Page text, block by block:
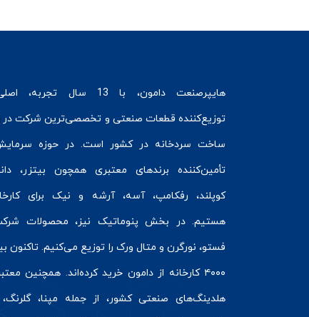
هایپرصنعت
دامون، با 13 سال تجربه،
توزیع‌کننده قطعات صنعتی و تخصصی‌ترین شرکت در
ساخت سردخانه در کشور است. در حوزه
تأمین‌کننده برندهای معتبری همچون بیتزر،
کوپلند، رفکامپ، آسه، آرشه و نیک برای
هستیم. در بخش پنوماتیک نیز، محصولات
فستو، نورگرن و متال ورک را توزیع می‌کنیم. تاکنون
۴۰۰۰ کارخانه از دامون خرید کرده‌اند. همچنین
هلدینگ‌های صنعتی کشور، از جمله مپنا، گلرنگ،